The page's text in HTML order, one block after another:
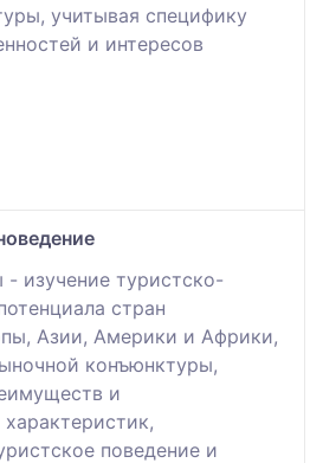
учитывая специфику
и интересов
изучение туристско-
стран
Азии, Америки и Африки,
конъюнктуры,
и
поведение и